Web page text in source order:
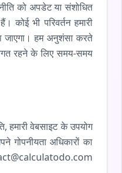
को अपडेट या संशोधित
कोई भी परिवर्तन हमारी
जाएगा। हम अनुशंसा करते
रहने के लिए समय-समय
हमारी वेबसाइट के उपयोग
गोपनीयता अधिकारों का